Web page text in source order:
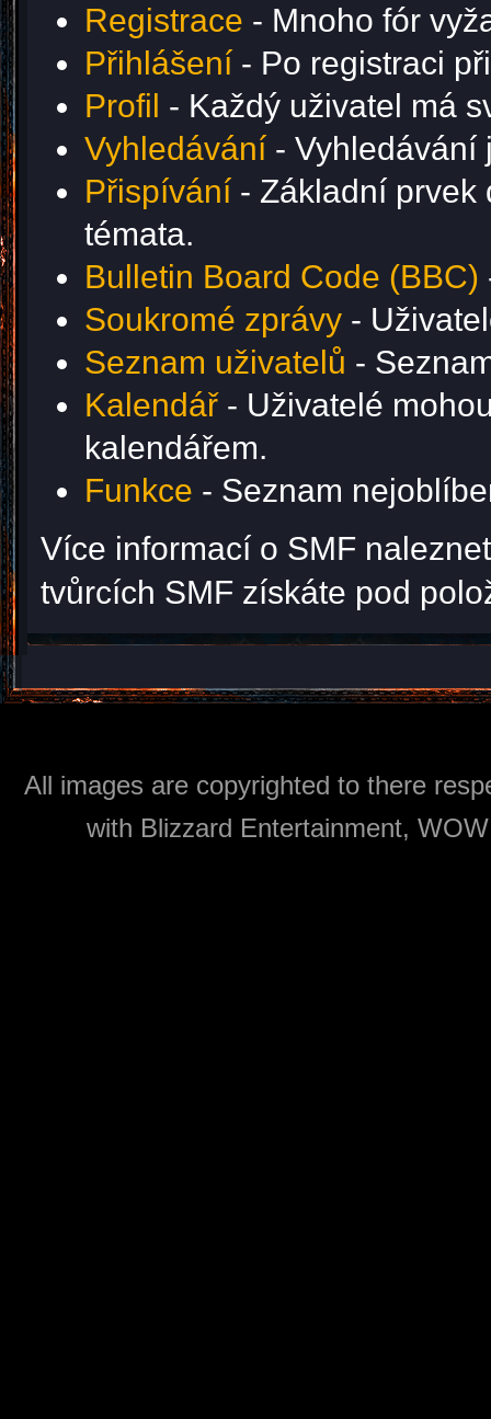
Registrace - Mnoho fór
Přihlášení - Po registraci
Profil - Každý uživatel má
Vyhledávání - Vyhledávání
Přispívání - Základní prvek
témata.
Bulletin Board Code (BBC)
Soukromé zprávy -
Seznam uživatelů -
Kalendář- Uživatelé
kalendářem.
Funkce - Seznam
Více informací o SMF
tvůrcích SMF získáte pod
All images are copyrighted to there
with Blizzard Entertainment,